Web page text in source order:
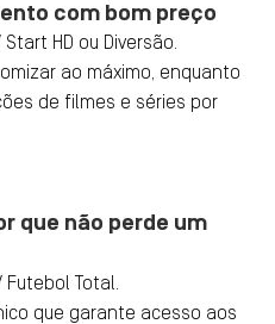
com bom preço
Start HD ou Diversão.
ao máximo, enquanto
de filmes e séries por
que não perde um
Futebol Total.
que garante acesso aos